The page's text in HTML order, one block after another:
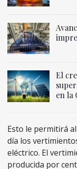
El
en la
Esto le permitirá
día los
eléctrico. El
producida por